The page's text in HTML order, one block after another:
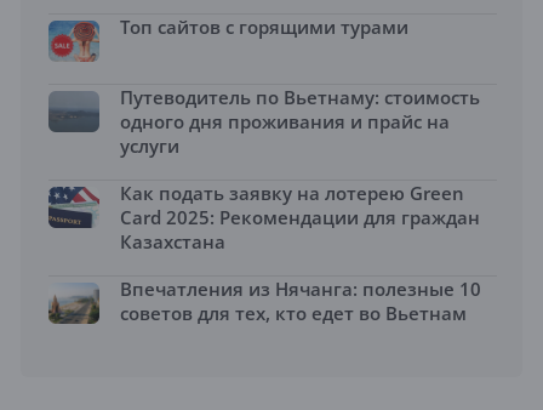
Топ сайтов с горящими турами
Путеводитель по Вьетнаму: стоимость
одного дня проживания и прайс на
услуги
Как подать заявку на лотерею Green
Card 2025: Рекомендации для граждан
Казахстана
Впечатления из Нячанга: полезные 10
советов для тех, кто едет во Вьетнам